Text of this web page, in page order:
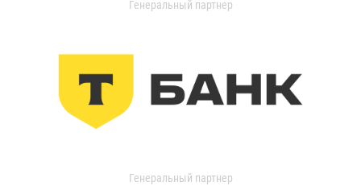
Генеральный партнер
Генеральный партнер